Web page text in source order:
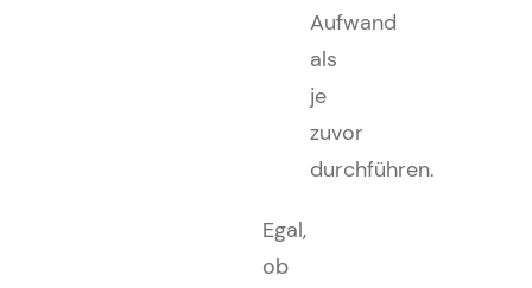
Aufwand
als
je
zuvor
durchführen.
Egal,
ob